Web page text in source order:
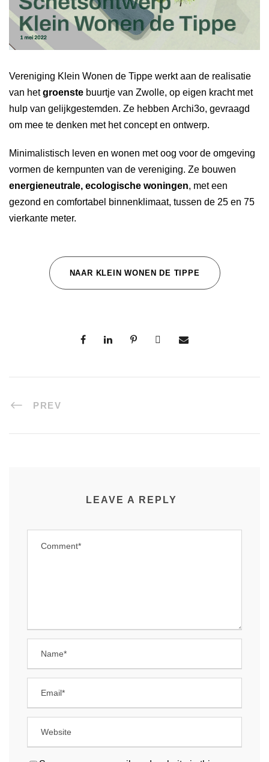
Vereniging Klein Wonen de Tippe werkt aan de realisatie
van hetgroenste buurtje van Zwolle, op eigen kracht met
hulp van gelijkgestemden. Ze hebben Archi3o, gevraagd
om mee te denken met het concept en ontwerp.
Minimalistisch leven en wonen met oog voor de omgeving
vormen de kernpunten van de vereniging. Ze bouwen
energieneutrale, ecologische woningen, met een
gezond en comfortabel binnenklimaat, tussen de 25 en 75
vierkante meter.
NAAR KLEIN WONEN DE TIPPE
PREV
LEAVE A REPLY